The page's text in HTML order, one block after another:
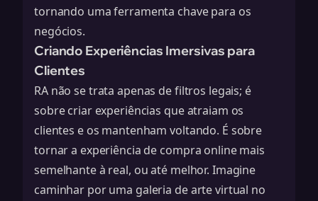
tornando uma ferramenta chave para os
negócios.
Criando Experiências Imersivas para
Clientes
RA não se trata apenas de filtros legais; é
sobre criar experiências que atraiam os
clientes e os mantenham voltando. É sobre
tornar a experiência de compra online mais
semelhante à real, ou até melhor. Imagine
caminhar por uma galeria de arte virtual no